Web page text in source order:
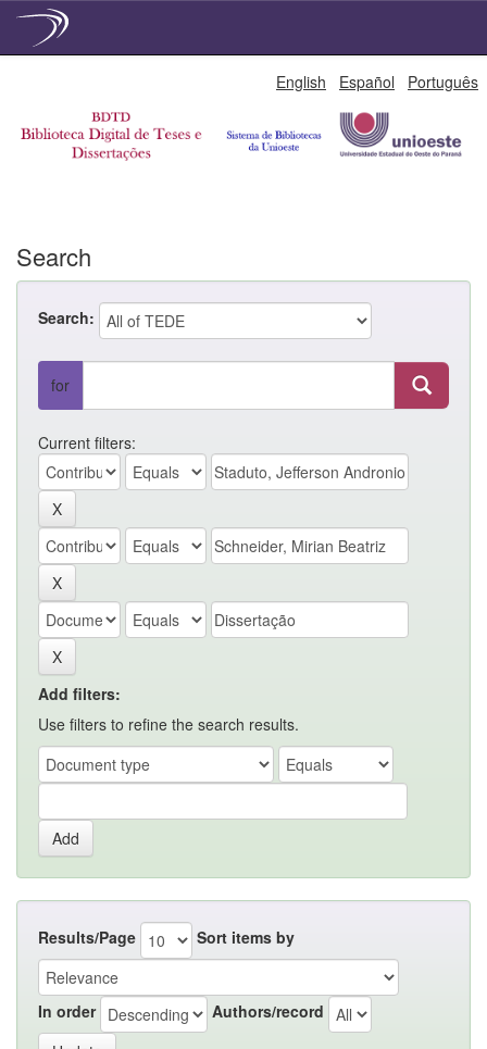
English Español Português
Search
Search:
for
Current filters:
Add filters:
Use filters to refine the search results.
Results/Page Sort items by
In order Authors/record